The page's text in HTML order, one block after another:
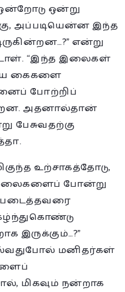
ஒன்று
அப்படியென்ன இந்த
என்று
“இந்த இலைகள்
கைகளை
போற்றிப்
அதனால்தான்
பேசுவதற்கு
உற்சாகத்தோடு,
இலைகளைப் போன்று
இருக்கும்…?”
மனிதர்கள்
மிகவும் நன்றாக